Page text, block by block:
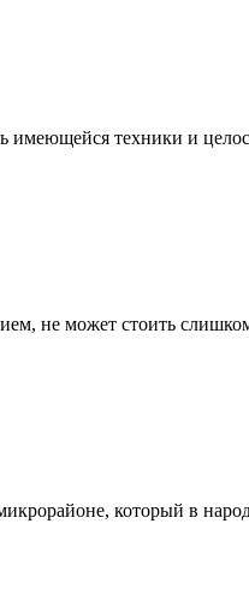
имеющейся техники и
не может стоить
который в